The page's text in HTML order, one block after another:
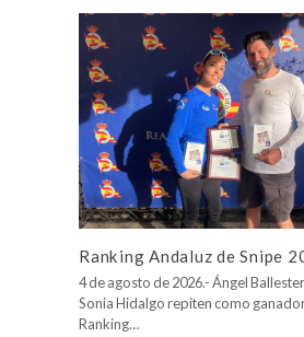
Ranking Andaluz de Snipe
4 de agosto de 2026.- Ángel
Sonia Hidalgo repiten como
Ranking…